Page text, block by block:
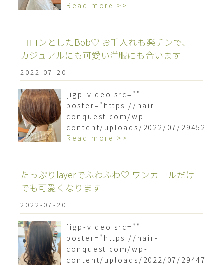
Read more >>
コロンとしたBob♡ お手入れも楽チンで、
カジュアルにも可愛い洋服にも合います
2022-07-20
[igp-video src=""
poster="https://hair-
conquest.com/wp-
content/uploads/2022/07/
Read more >>
たっぷりlayerでふわふわ♡ ワンカールだけ
でも可愛くなります
2022-07-20
[igp-video src=""
poster="https://hair-
conquest.com/wp-
content/uploads/2022/07/